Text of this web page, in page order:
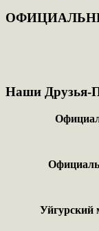
Наши Друзья-
Уйгурский